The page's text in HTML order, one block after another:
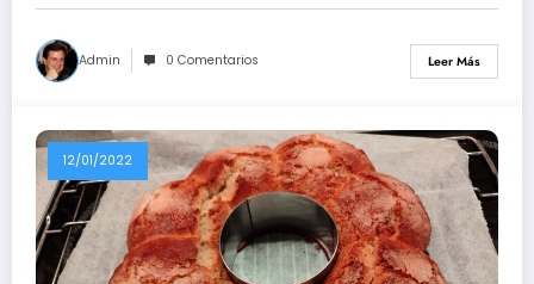
Admin 0 Comentarios Leer Más
12/01/2022